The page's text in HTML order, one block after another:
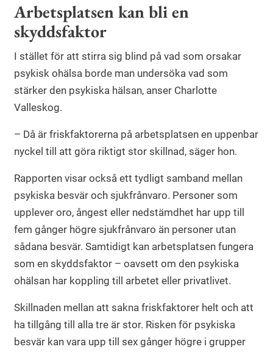
Arbetsplatsen kan bli en
skyddsfaktor
I stället för att stirra sig blind på vad som orsakar
psykisk ohälsa borde man undersöka vad som
stärker den psykiska hälsan, anser Charlotte
Valleskog.
– Då är friskfaktorerna på arbetsplatsen en uppenbar
nyckel till att göra riktigt stor skillnad, säger hon.
Rapporten visar också ett tydligt samband mellan
psykiska besvär och sjukfrånvaro. Personer som
upplever oro, ångest eller nedstämdhet har upp till
fem gånger högre sjukfrånvaro än personer utan
sådana besvär. Samtidigt kan arbetsplatsen fungera
som en skyddsfaktor – oavsett om den psykiska
ohälsan har koppling till arbetet eller privatlivet.
Skillnaden mellan att sakna friskfaktorer helt och att
ha tillgång till alla tre är stor. Risken för psykiska
besvär kan vara upp till sex gånger högre i grupper